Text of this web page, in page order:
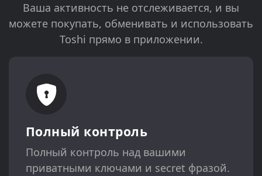
Ваша активность не отслеживается, и вы
можете покупать, обменивать и использовать
Toshi прямо в приложении.
Полный контроль
Полный контроль над вашими
приватными ключами и secret фразой.